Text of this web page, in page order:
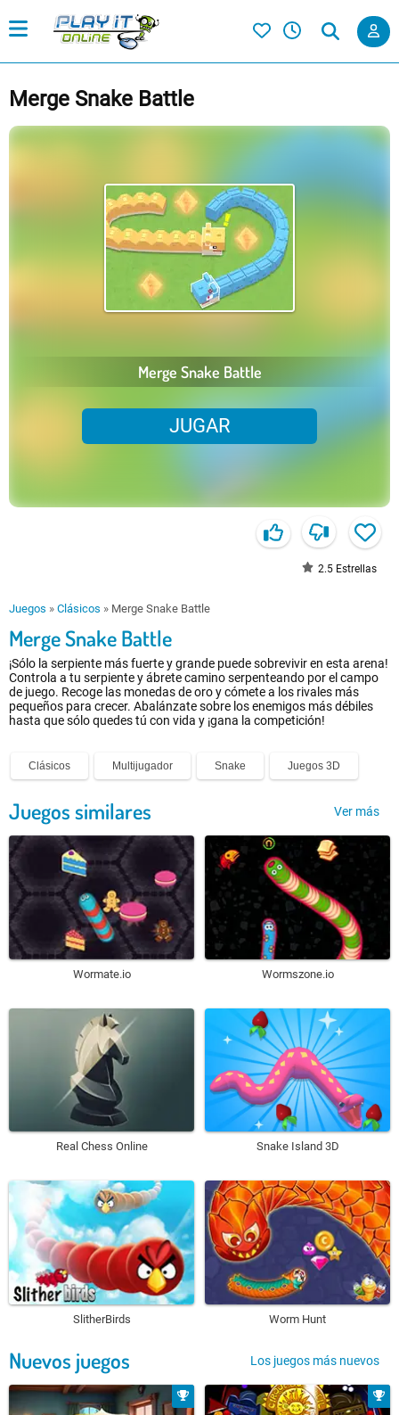
Merge Snake Battle
Merge Snake Battle
JUGAR
2.5 Estrellas
Juegos » Clásicos » Merge Snake Battle
Merge Snake Battle
¡Sólo la serpiente más fuerte y grande puede sobrevivir en esta arena!
Controla a tu serpiente y ábrete camino serpenteando por el campo
de juego. Recoge las monedas de oro y cómete a los rivales más
pequeños para crecer. Abalánzate sobre los enemigos más débiles
hasta que sólo quedes tú con vida y ¡gana la competición!
Clásicos Multijugador Snake Juegos 3D
Juegos similares Ver más
Wormate.io Wormszone.io
Real Chess Online Snake Island 3D
SlitherBirds Worm Hunt
Nuevos juegos Los juegos más nuevos